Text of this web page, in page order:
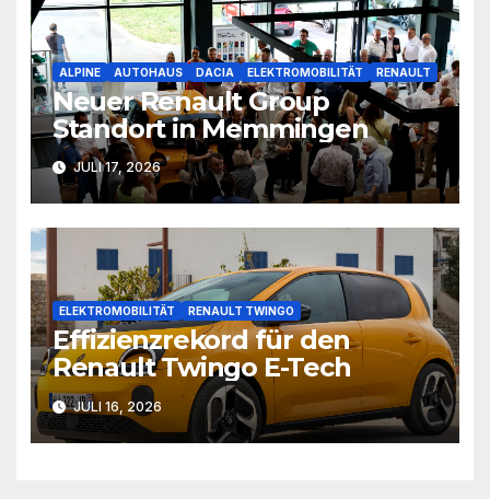
ALPINE AUTOHAUS DACIA ELEKTROMOBILITÄT RENAULT
Neuer Renault Group
Standort in Memmingen
JULI 17, 2026
ELEKTROMOBILITÄT RENAULT TWINGO
Effizienzrekord für den
Renault Twingo E-Tech
JULI 16, 2026